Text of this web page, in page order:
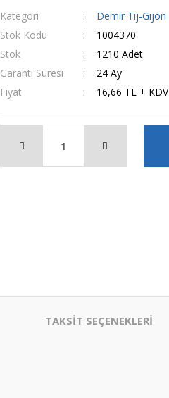
Kategori
Demir Tij-Gijon
Stok Kodu
1004370
Stok
1210 Adet
Garanti Süresi
24 Ay
Fiyat
16,66 TL + KDV
TAKSİT SEÇENEKLERİ